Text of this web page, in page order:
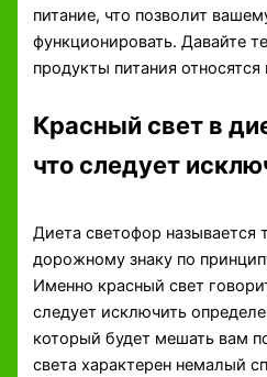
питание, что позволит
функционировать. Давайте
продукты питания
Красный свет в
что следует
Диета светофор называется
дорожному знаку по
Именно красный свет
следует исключить
который будет мешать вам
света характерен немалый